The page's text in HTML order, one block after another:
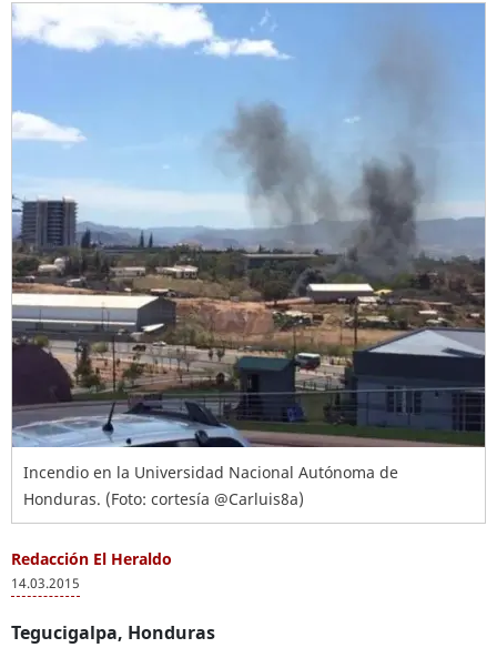
Incendio en la Universidad Nacional Autónoma de
Honduras. (Foto: cortesía @Carluis8a)
Redacción El Heraldo
14.03.2015
Tegucigalpa, Honduras